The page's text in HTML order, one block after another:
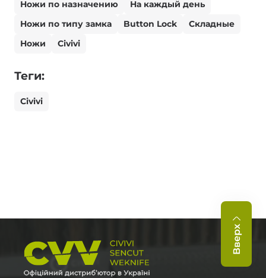
Ножи по назначению
На каждый день
Ножи по типу замка
Button Lock
Складные
Ножи
Civivi
Теги:
Civivi
Вверх